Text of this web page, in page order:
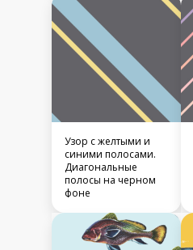
Узор с желтыми и
синими полосами.
Диагональные
полосы на черном
фоне